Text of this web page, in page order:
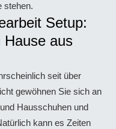
stehen.
Setup:
Hause aus
seit über
gewöhnen Sie sich an
Hausschuhen und
kann es Zeiten